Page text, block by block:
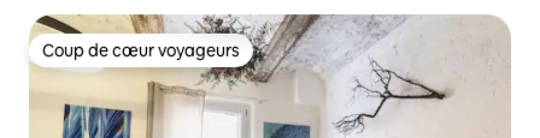
Coup de cœur voyageurs
Coup de cœur voyageurs